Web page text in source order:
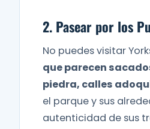
2. Pasear por los
No puedes visitar
que parecen
piedra, calles
el parque y sus
autenticidad de sus